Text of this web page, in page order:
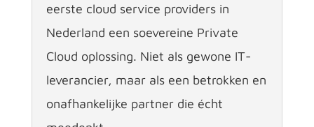
eerste cloud service providers in
Nederland een soevereine Private
Cloud oplossing. Niet als gewone IT-
leverancier, maar als een betrokken en
onafhankelijke partner die écht